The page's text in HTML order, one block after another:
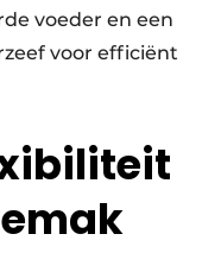
voeder en een
voor efficiënt